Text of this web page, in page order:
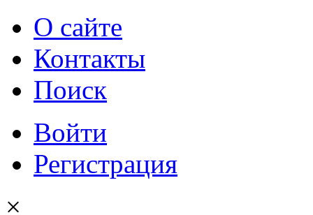
О сайте
Контакты
Поиск
Войти
Регистрация
×